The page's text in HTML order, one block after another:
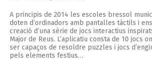
A principis de 2014 les escoles bressol
doten d’ordinadors amb pantalles tàctils i
creació d’una sèrie de jocs interactius
Major de Reus. L’aplicatiu consta de 10 jocs
ser capaços de resoldre puzzles i jocs
pels elements festius…